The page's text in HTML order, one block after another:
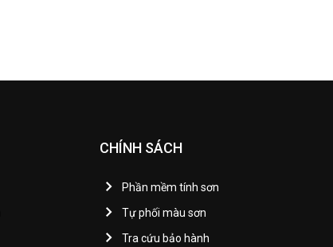
CHÍNH SÁCH
Phần mềm tính sơn
Tự phối màu sơn
Tra cứu bảo hành